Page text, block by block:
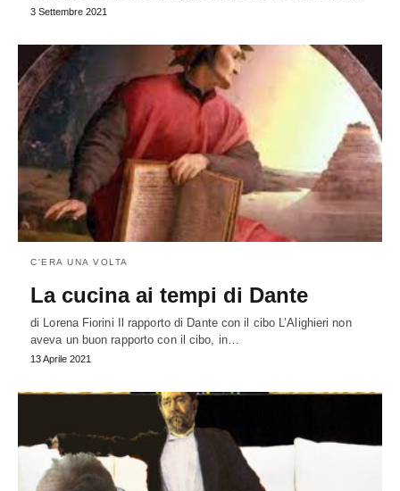
3 Settembre 2021
C'ERA UNA VOLTA
La cucina ai tempi di Dante
di Lorena Fiorini Il rapporto di Dante con il cibo L’Alighieri non
aveva un buon rapporto con il cibo, in…
13 Aprile 2021